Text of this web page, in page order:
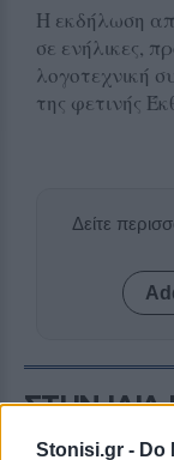
Stonisi.gr - Do
Η εκδήλωση
σε ενήλικες,
λογοτεχνική
της φετινής
Δείτε
ΣΤΗΝ
ΕΙΚΑΣΤΙΚΑ